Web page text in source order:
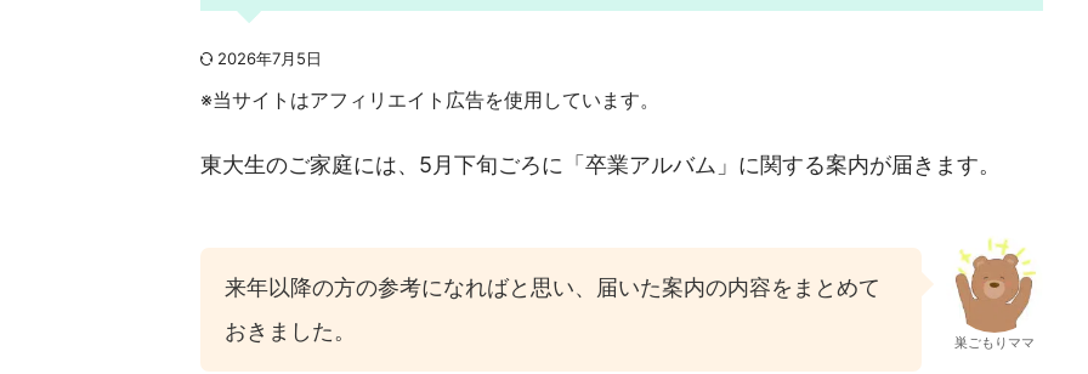
2026年7月5日
※当サイトはアフィリエイト広告を使用しています。
東大生のご家庭には、5月下旬ごろに「卒業アルバム」に関する案内が届きます。
来年以降の方の参考になればと思い、届いた案内の内容をまとめて
おきました。
巣ごもりママ